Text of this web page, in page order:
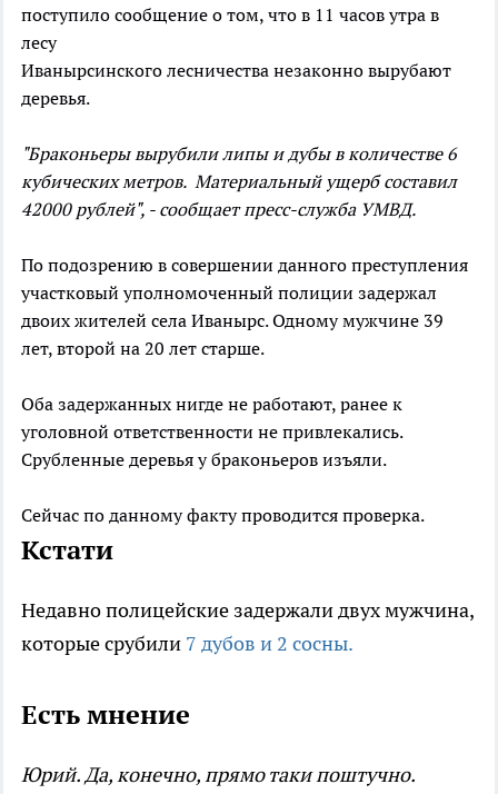
поступило сообщение о том, что в 11 часов утра в
лесу
Иванырсинского лесничества незаконно вырубают
деревья.
"Браконьеры вырубили липы и дубы в количестве 6
кубических метров. Материальный ущерб составил
42000 рублей", - сообщает пресс-служба УМВД.
По подозрению в совершении данного преступления
участковый уполномоченный полиции задержал
двоих жителей села Иванырс. Одному мужчине 39
лет, второй на 20 лет старше.
Оба задержанных нигде не работают, ранее к
уголовной ответственности не привлекались.
Срубленные деревья у браконьеров изъяли.
Сейчас по данному факту проводится проверка.
Кстати
Недавно полицейские задержали двух мужчина,
которые срубили 7 дубов и 2 сосны.
Есть мнение
Юрий. Да, конечно, прямо таки поштучно.